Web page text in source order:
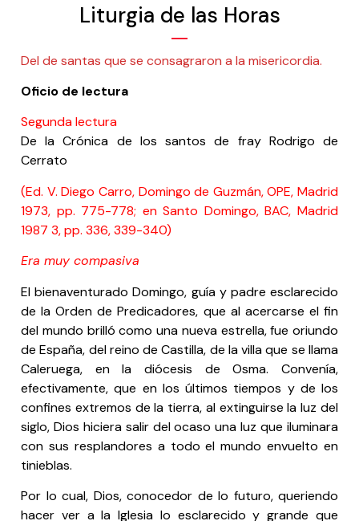
Liturgia de las Horas
Del de santas que se consagraron a la misericordia.
Oficio de lectura
Segunda lectura
De la Crónica de los santos de fray Rodrigo de
Cerrato
(Ed. V. Diego Carro, Domingo de Guzmán, OPE, Madrid
1973, pp. 775-778; en Santo Domingo, BAC, Madrid
1987 3, pp. 336, 339-340)
Era muy compasiva
El bienaventurado Domingo, guía y padre esclarecido
de la Orden de Predicadores, que al acercarse el fin
del mundo brilló como una nueva estrella, fue oriundo
de España, del reino de Castilla, de la villa que se llama
Caleruega, en la diócesis de Osma. Convenía,
efectivamente, que en los últimos tiempos y de los
confines extremos de la tierra, al extinguirse la luz del
siglo, Dios hiciera salir del ocaso una luz que iluminara
con sus resplandores a todo el mundo envuelto en
tinieblas.
Por lo cual, Dios, conocedor de lo futuro, queriendo
hacer ver a la Iglesia lo esclarecido y grande que